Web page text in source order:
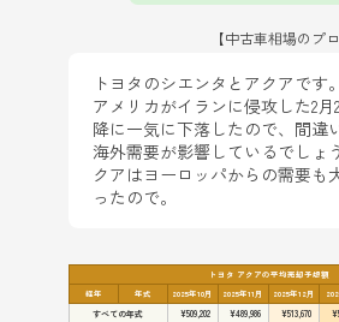
【中古車相場のプ
トヨタのシエンタとアクアです。
アメリカがイランに侵攻した2月
降に一気に下落したので、間違
海外需要が影響しているでしょ
クアはヨーロッパからの需要も
ったので。
トヨタ アクアの平均売却予想額
経年
年式 2025年10月 2025年11月 2025年12月
すべての年式
¥509,202 ¥489,986 ¥513,670